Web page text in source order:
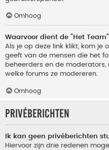
Omhoog
Waarvoor dient de "Het
Als je op deze link klikt, kom je
geeft van de mensen die het
beheerders en de
welke forums ze modereren.
Omhoog
Privéberichten
Ik kan geen privéberichten
Hiervoor zijn drie redenen